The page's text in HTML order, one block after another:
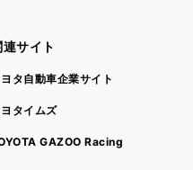
連サイト
ヨタ自動車企業サイト
ヨタイムズ
GAZOO Racing